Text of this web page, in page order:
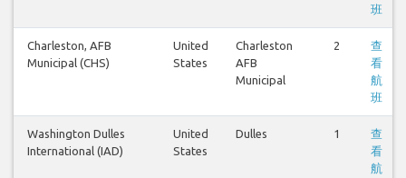
班
Charleston, AFB
Municipal (CHS)
United
States
Charleston
AFB
Municipal
2
查
看
航
班
Washington Dulles
International (IAD)
United
States
Dulles 1
查
看
航